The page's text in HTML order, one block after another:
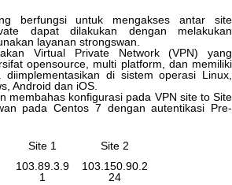
berfungsi untuk mengakses antar
site
dapat dilakukan dengan
melakukan
layanan strongswan
Virtual Private Network (VPN)
yang
opensource multi platform dan memiliki
diimplementasikan di sistem operasi Linux
Android dan iOS
membahas konfigurasi pada VPN site to Site
pada Centos 7 dengan autentikasi Pre-
Site 1 Site 2
103.89.3.9
1
103.150.90.2
24